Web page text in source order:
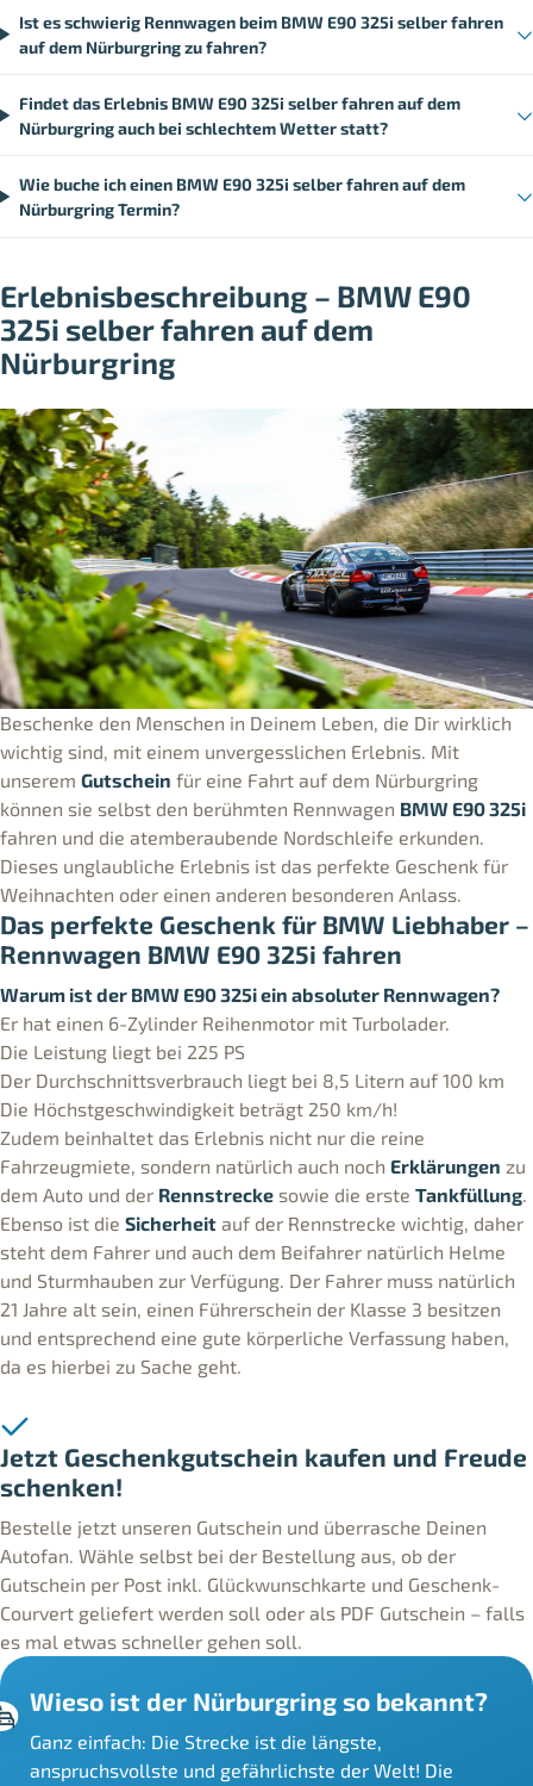
Ist es schwierig Rennwagen beim BMW E90 325i selber fahren
auf dem Nürburgring zu fahren?
Findet das Erlebnis BMW E90 325i selber fahren auf dem
Nürburgring auch bei schlechtem Wetter statt?
Wie buche ich einen BMW E90 325i selber fahren auf dem
Nürburgring Termin?
Erlebnisbeschreibung – BMW E90
325i selber fahren auf dem
Nürburgring
Beschenke den Menschen in Deinem Leben, die Dir wirklich
wichtig sind, mit einem unvergesslichen Erlebnis. Mit
unserem Gutschein für eine Fahrt auf dem Nürburgring
können sie selbst den berühmten Rennwagen BMW E90 325i
fahren und die atemberaubende Nordschleife erkunden.
Dieses unglaubliche Erlebnis ist das perfekte Geschenk für
Weihnachten oder einen anderen besonderen Anlass.
Das perfekte Geschenk für BMW Liebhaber –
Rennwagen BMW E90 325i fahren
Warum ist der BMW E90 325i ein absoluter Rennwagen?
Er hat einen 6-Zylinder Reihenmotor mit Turbolader.
Die Leistung liegt bei 225 PS
Der Durchschnittsverbrauch liegt bei 8,5 Litern auf 100 km
Die Höchstgeschwindigkeit beträgt 250 km/h!
Zudem beinhaltet das Erlebnis nicht nur die reine
Fahrzeugmiete, sondern natürlich auch noch Erklärungen zu
dem Auto und der Rennstrecke sowie die erste Tankfüllung.
Ebenso ist die Sicherheit auf der Rennstrecke wichtig, daher
steht dem Fahrer und auch dem Beifahrer natürlich Helme
und Sturmhauben zur Verfügung. Der Fahrer muss natürlich
21 Jahre alt sein, einen Führerschein der Klasse 3 besitzen
und entsprechend eine gute körperliche Verfassung haben,
da es hierbei zu Sache geht.
Jetzt Geschenkgutschein kaufen und Freude
schenken!
Bestelle jetzt unseren Gutschein und überrasche Deinen
Autofan. Wähle selbst bei der Bestellung aus, ob der
Gutschein per Post inkl. Glückwunschkarte und Geschenk-
Courvert geliefert werden soll oder als PDF Gutschein – falls
es mal etwas schneller gehen soll.
Wieso ist der Nürburgring so bekannt?
Ganz einfach: Die Strecke ist die längste,
anspruchsvollste und gefährlichste der Welt! Die